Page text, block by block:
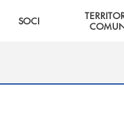
SOCI